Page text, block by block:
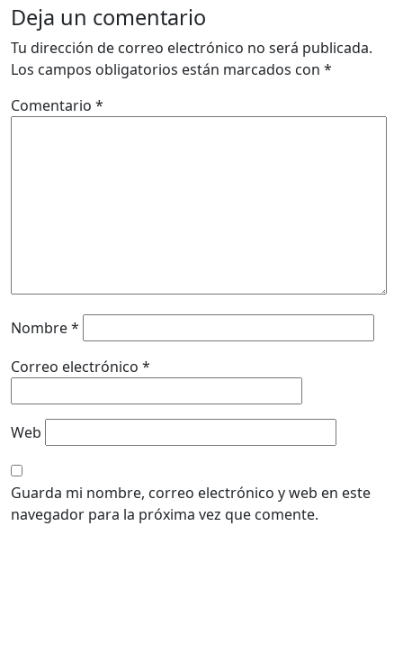
Deja un comentario
Tu dirección de correo electrónico no será publicada.
Los campos obligatorios están marcados con *
Comentario *
Nombre*
Correo electrónico *
Web
Guarda mi nombre, correo electrónico y web en este
navegador para la próxima vez que comente.